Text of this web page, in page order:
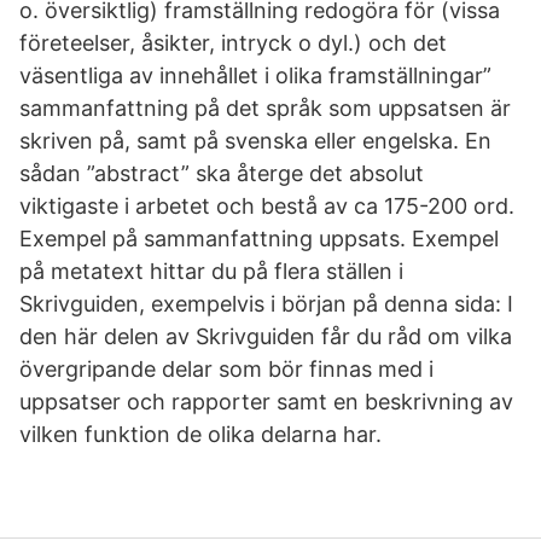
o. översiktlig) framställning redogöra för (vissa
företeelser, åsikter, intryck o dyl.) och det
väsentliga av innehållet i olika framställningar”
sammanfattning på det språk som uppsatsen är
skriven på, samt på svenska eller engelska. En
sådan ”abstract” ska återge det absolut
viktigaste i arbetet och bestå av ca 175-200 ord.
Exempel på sammanfattning uppsats. Exempel
på metatext hittar du på flera ställen i
Skrivguiden, exempelvis i början på denna sida: I
den här delen av Skrivguiden får du råd om vilka
övergripande delar som bör finnas med i
uppsatser och rapporter samt en beskrivning av
vilken funktion de olika delarna har.